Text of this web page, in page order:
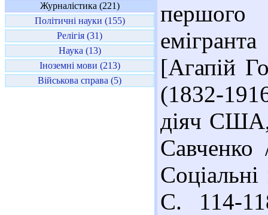
Журналістика (221)
Політичні науки (155)
Релігія (31)
Наука (13)
Іноземні мови (213)
Військова справа (5)
першого
[Агапій
(1832-
діяч США,
Савченко
С. 114-